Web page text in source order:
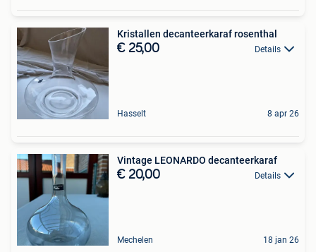
Kristallen decanteerkaraf rosenthal
€ 25,00 Details
Hasselt 8 apr 26
Vintage LEONARDO decanteerkaraf
€ 20,00 Details
Mechelen 18 jan 26